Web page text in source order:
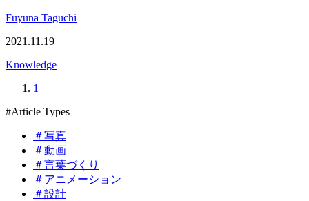
Fuyuna Taguchi
2021.11.19
Knowledge
1
#Article Types
＃写真
＃動画
＃言葉づくり
＃アニメーション
＃設計